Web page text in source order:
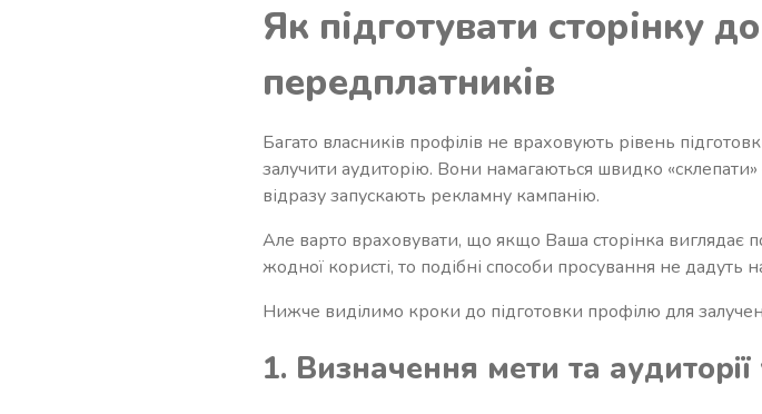
Як підготувати сторінку
передплатників
Багато власників профілів не враховують рівень
залучити аудиторію. Вони намагаються швидко
відразу запускають рекламну кампанію.
Але варто враховувати, що якщо Ваша сторінка
жодної користі, то подібні способи просування не дадуть
Нижче виділимо кроки до підготовки профілю для
1. Визначення мети та